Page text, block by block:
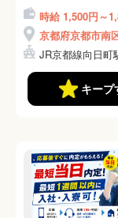
時給 1,500円～
京都府京都市南
担）
JR京都線向日町
キープ